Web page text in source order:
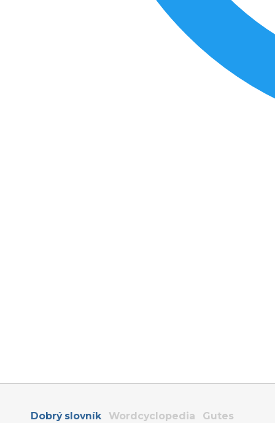
Dobrý slovník Wordcyclopedia
Gutes